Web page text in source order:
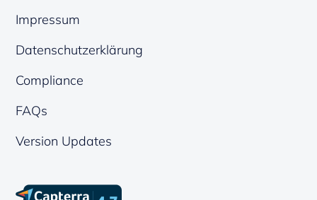
Impressum
Datenschutzerklärung
Compliance
FAQs
Version Updates